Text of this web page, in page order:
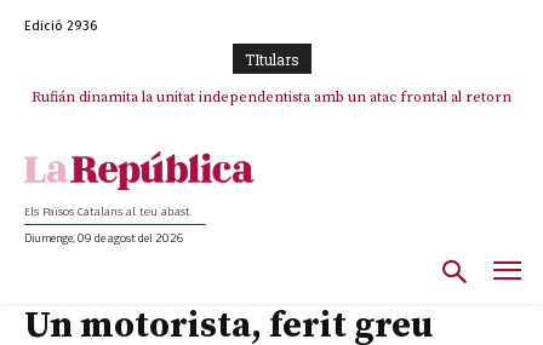
Edició 2936
TItulars
Rufián dinamita la unitat independentista amb un atac frontal al retorn
Els Països Catalans al teu abast
Diumenge, 09 de agost del 2026
Un motorista, ferit greu